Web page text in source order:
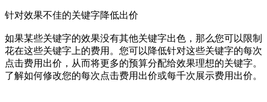
针对效果不佳的关键字降低出价
如果某些关键字的效果没有其他关键字出色，那么您可以限制
花在这些关键字上的费用。您可以降低针对这些关键字的每次
点击费用出价，从而将更多的预算分配给效果理想的关键字。
了解如何修改您的每次点击费用出价或每千次展示费用出价。